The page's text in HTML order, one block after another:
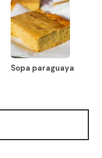
Sopa paraguaya